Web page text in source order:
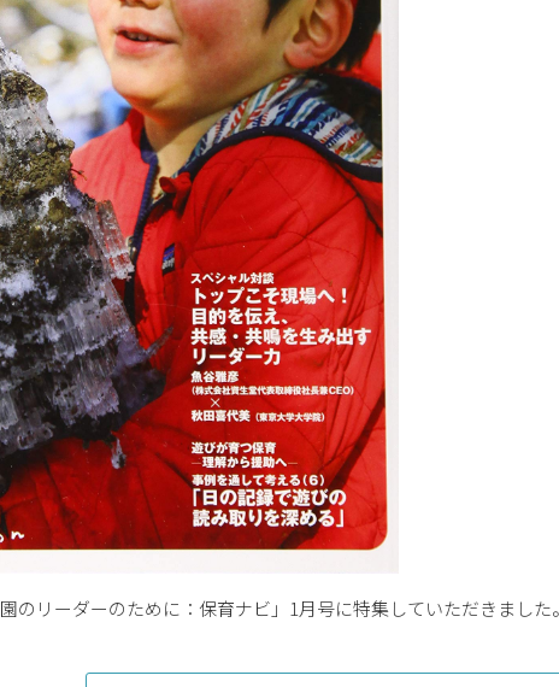
のリーダーのために：保育ナビ」1月号に特集していただきまし